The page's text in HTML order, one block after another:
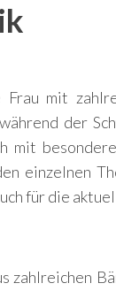
mit
der
mit
einzelnen
für die